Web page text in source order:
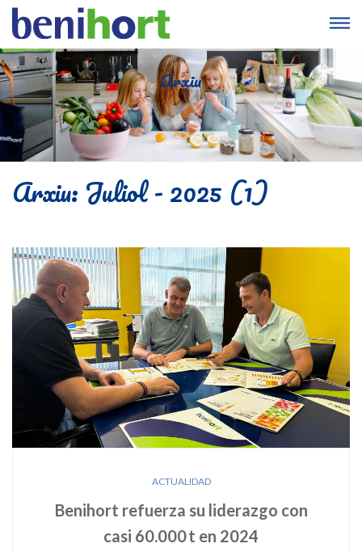
Arxiu
Arxiu: Juliol - 2025 (1)
ACTUALIDAD
Benihort refuerza su liderazgo con
casi 60.000 t en 2024